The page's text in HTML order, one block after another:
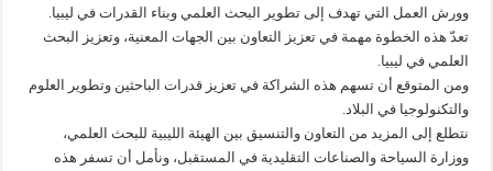
وورش العمل التي تهدف إلى تطوير البحث العلمي وبناء القدرات في ليبيا.
تعدّ هذه الخطوة مهمة في تعزيز التعاون بين الجهات المعنية، وتعزيز البحث
العلمي في ليبيا.
ومن المتوقع أن تسهم هذه الشراكة في تعزيز قدرات الباحثين وتطوير العلوم
والتكنولوجيا في البلاد.
نتطلع إلى المزيد من التعاون والتنسيق بين الهيئة الليبية للبحث العلمي،
ووزارة السياحة والصناعات التقليدية في المستقبل، ونأمل أن تسفر هذه